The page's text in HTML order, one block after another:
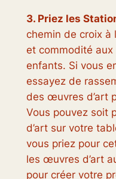
3. Priez les
chemin de croix
et commodité
enfants. Si vous
essayez de
des œuvres d’art
Vous pouvez soit
d’art sur votre
vous priez pour
les œuvres d’art
pour créer votre